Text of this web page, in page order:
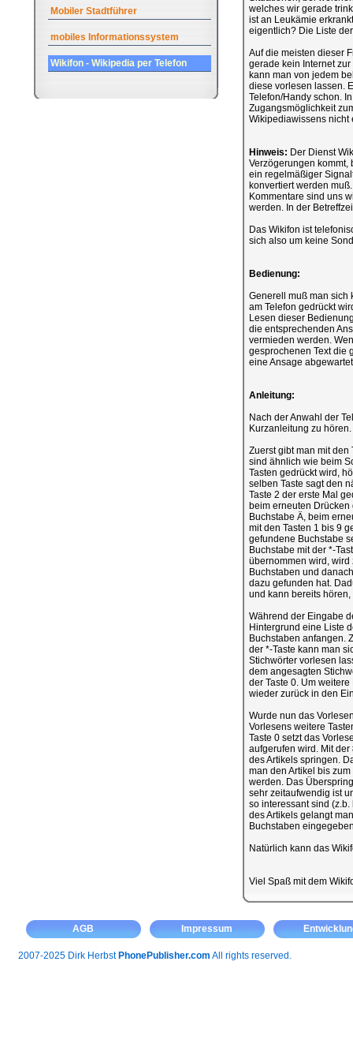
Mobiler Stadtführer
mobiles Informationssystem
Wikifon - Wikipedia per Telefon
welches wir gerade
ist an Leukämie
eigentlich? Die Liste
Auf die meisten dieser
gerade kein Internet
kann man von jedem
diese vorlesen lassen.
Telefon/Handy schon.
Zugangsmöglichkeit
Wikipediawissens nicht
Hinweis: Der Dienst
Verzögerungen kommt,
ein regelmäßiger
konvertiert werden
Kommentare sind uns
werden. In der
Das Wikifon ist
sich also um keine
Bedienung:
Generell muß man sich
am Telefon gedrückt
Lesen dieser
die entsprechenden
vermieden werden.
gesprochenen Text die
eine Ansage
Anleitung:
Nach der Anwahl der
Kurzanleitung zu
Zuerst gibt man mit den
sind ähnlich wie beim
Tasten gedrückt wird,
selben Taste sagt den
Taste 2 der erste Mal
beim erneuten
Buchstabe Ä, beim
mit den Tasten 1 bis 9
gefundene Buchstabe
Buchstabe mit der *-
übernommen wird,
Buchstaben und
dazu gefunden hat.
und kann bereits
Während der Eingabe
Hintergrund eine Liste
Buchstaben anfangen.
der *-Taste kann man
Stichwörter vorlesen
dem angesagten
der Taste 0. Um
wieder zurück in den
Wurde nun das
Vorlesens weitere
Taste 0 setzt das
aufgerufen wird. Mit
des Artikels springen.
man den Artikel bis
werden. Das
sehr zeitaufwendig ist
so interessant sind
des Artikels gelangt
Buchstaben
Natürlich kann das
Viel Spaß mit dem
AGB Impressum
2007-2025 Dirk Herbst PhonePublisher.com All rights reserved.